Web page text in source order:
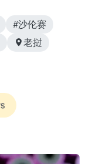
#沙伦赛
老挝